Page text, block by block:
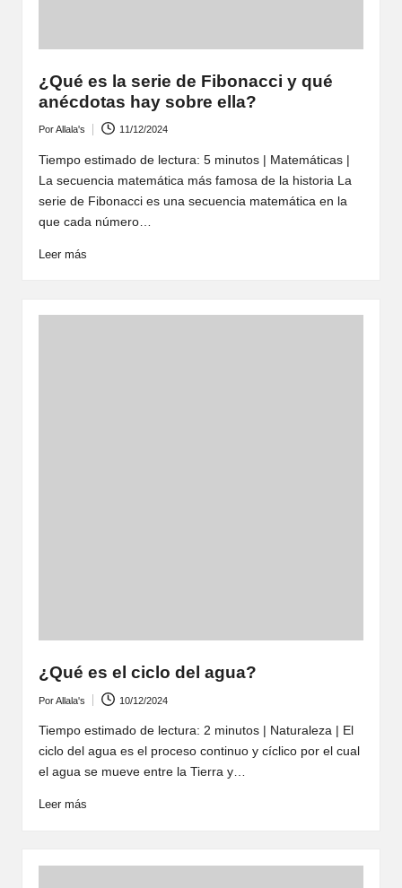
¿Qué es la serie de Fibonacci y qué
anécdotas hay sobre ella?
por
PorAllala's 11/12/2024
Tiempo estimado de lectura: 5 minutos | Matemáticas |
La secuencia matemática más famosa de la historia La
serie de Fibonacci es una secuencia matemática en la
que cada número…
Leer más
¿Qué es el ciclo del agua?
por
PorAllala's 10/12/2024
Tiempo estimado de lectura: 2 minutos | Naturaleza | El
ciclo del agua es el proceso continuo y cíclico por el cual
el agua se mueve entre la Tierra y…
Leer más